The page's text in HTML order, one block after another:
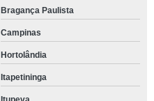
Bragança Paulista
Campinas
Hortolândia
Itapetininga